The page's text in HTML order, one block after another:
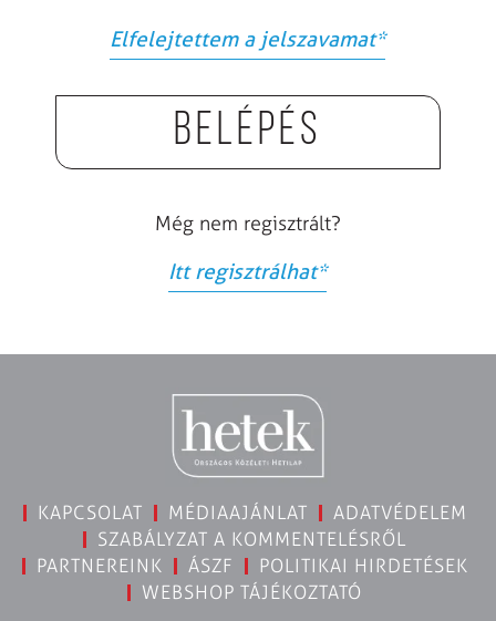
Elfelejtettem a jelszavamat*
Belépés
Még nem regisztrált?
Itt regisztrálhat*
KAPCSOLAT MÉDIAAJÁNLAT
ADATVÉDELEM
SZABÁLYZAT A KOMMENTELÉSRŐL
PARTNEREINK
ÁSZF
POLITIKAI HIRDETÉSEK
WEBSHOP TÁJÉKOZTATÓ